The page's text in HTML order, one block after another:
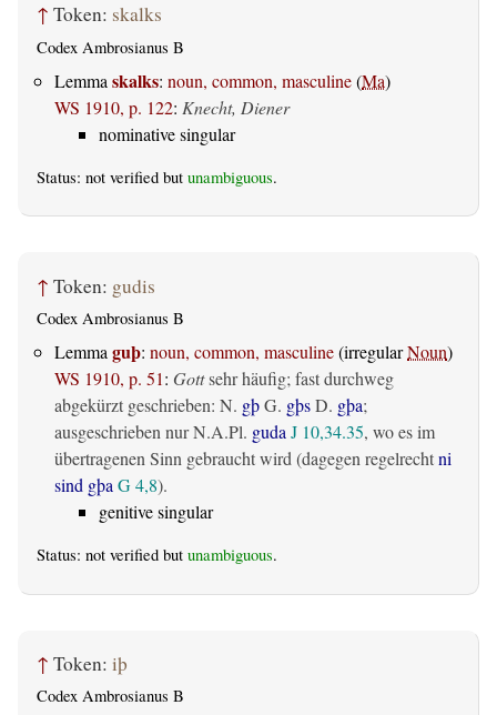
↑ Token: skalks
Codex Ambrosianus B
Lemma skalks: noun, common, masculine(Ma)
WS 1910, p. 122: Knecht, Diener
nominative singular
Status: not verified but unambiguous.
↑ Token: gudis
Codex Ambrosianus B
Lemmaguþ: noun, common, masculine(irregularNoun)
WS 1910, p. 51: Gottsehr häufig; fast durchweg
abgekürzt geschrieben: N. gþG. gþsD. gþa;
ausgeschrieben nur N.A.Pl. gudaJ 10,34.35, wo es im
übertragenen Sinn gebraucht wird (dagegen regelrechtni
sind gþaG 4,8).
genitive singular
Status: not verified but unambiguous.
↑ Token: iþ
Codex Ambrosianus B